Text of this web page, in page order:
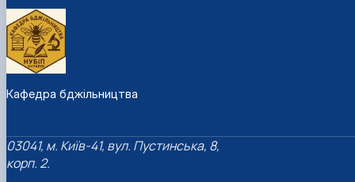
Кафедра бджільництва
03041, м. Київ-41, вул. Пустинська, 8,
корп. 2.